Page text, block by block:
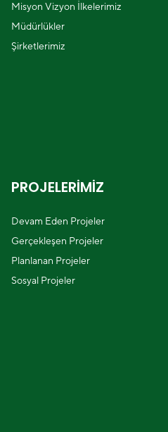
Misyon Vizyon İlkelerimiz
Müdürlükler
Şirketlerimiz
PROJELERİMİZ
Devam Eden Projeler
Gerçekleşen Projeler
Planlanan Projeler
Sosyal Projeler